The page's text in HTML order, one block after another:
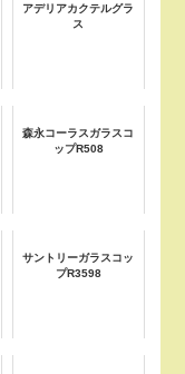
アデリアカクテルグラ
ス
森永コーラスガラスコ
ップR508
サントリーガラスコッ
プR3598